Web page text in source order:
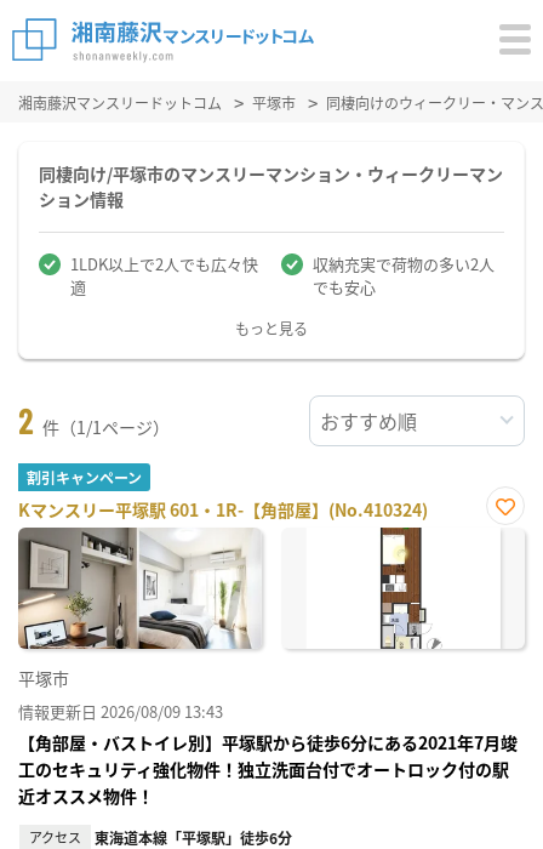
湘南藤沢マンスリードットコム 平塚市 同棲向けのウィークリー・マン
同棲向け/平塚市のマンスリーマンション・ウィークリーマン
ション情報
1LDK以上で2人でも広々快
適
収納充実で荷物の多い2人
でも安心
もっと見る
2 件（1/1ページ）
割引キャンペーン
Kマンスリー平塚駅 601・1R-【角部屋】(No.410324)
お気
平塚市
情報更新日 2026/08/09 13:43
【角部屋・バストイレ別】平塚駅から徒歩6分にある2021年7月竣
工のセキュリティ強化物件！独立洗面台付でオートロック付の駅
近オススメ物件！
アクセス 東海道本線「平塚駅」徒歩6分